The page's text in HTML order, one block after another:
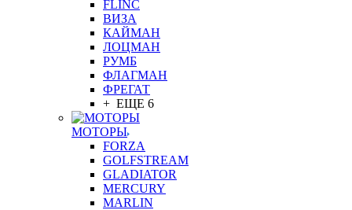
FLINC
ВИЗА
КАЙМАН
ЛОЦМАН
РУМБ
ФЛАГМАН
ФРЕГАТ
+ ЕЩЕ 6
МОТОРЫ
FORZA
GOLFSTREAM
GLADIATOR
MERCURY
MARLIN